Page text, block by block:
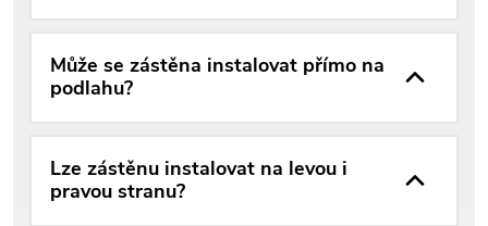
Může se zástěna instalovat přímo na
podlahu?
Lze zástěnu instalovat na levou i
pravou stranu?